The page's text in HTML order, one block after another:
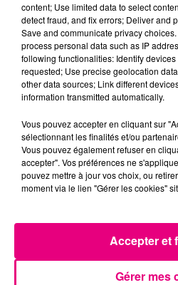
Violent incendie au
content; Use limited data to select
detect fraud, and fix errors; Deliver and
Save and communicate privacy
process personal data such as IP
following functionalities: Identify
requested; Use precise geolocation
other data sources; Link different
information transmitted automatically.
Vous pouvez accepter en cliquant sur
sélectionnant les finalités et/ou
Vous pouvez également refuser en
accepter". Vos préférences ne
pouvez mettre à jour vos choix, ou
moment via le lien "Gérer les cookies"
Gérer mes
Accepter et